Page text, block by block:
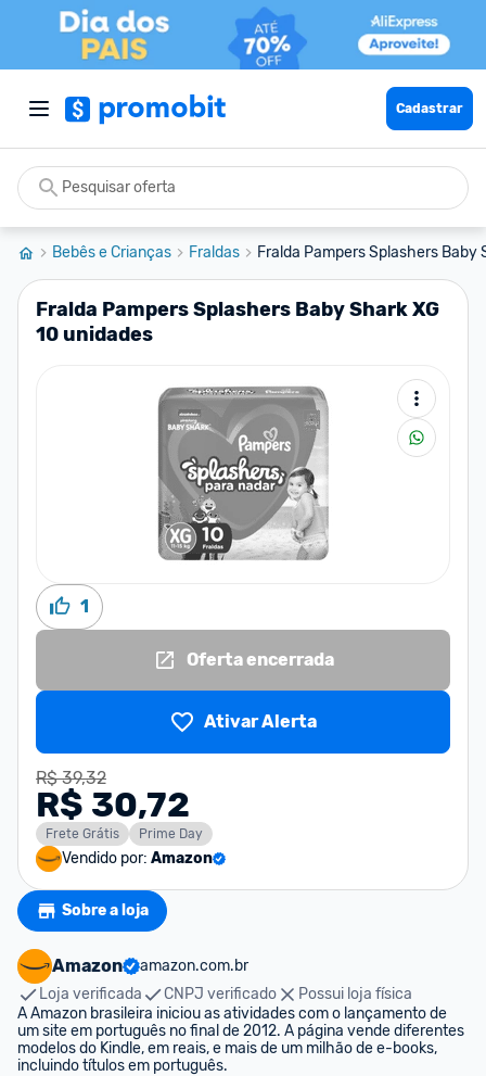
Cadastrar
Bebês e Crianças Fraldas Fralda Pampers Splashers Baby
Fralda Pampers Splashers Baby Shark XG
10 unidades
1
Oferta encerrada
Ativar Alerta
R$ 39,32
R$ 30,72
Frete Grátis Prime Day
Vendido por: Amazon
Sobre a loja
Amazon
amazon.com.br
Loja verificada
CNPJ verificado
Possui loja física
A Amazon brasileira iniciou as atividades com o lançamento de
um site em português no final de 2012. A página vende diferentes
modelos do Kindle, em reais, e mais de um milhão de e-books,
incluindo títulos em português.